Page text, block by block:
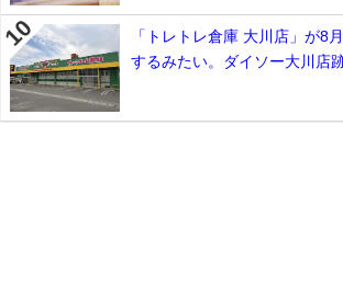
「トレトレ倉庫 大川店」が8
するみたい。ダイソー大川店